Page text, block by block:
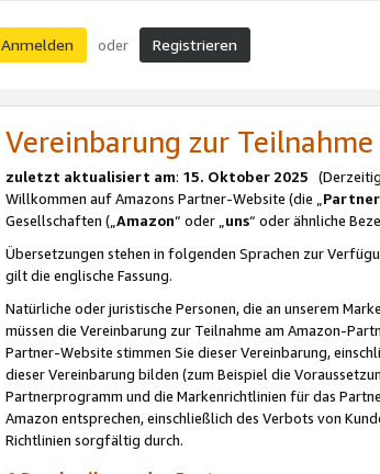
Anmelden oder Registrieren
Vereinbarung zur
zuletzt aktualisiert am: 15. Oktober 2025
Willkommen auf Amazons Partner-Website (die „
Gesellschaften („Amazon“ oder „uns“ oder ähnliche
Übersetzungen stehen in folgenden Sprachen zur
gilt die englische Fassung.
Natürliche oder juristische Personen, die an unserem
müssen die Vereinbarung zur Teilnahme am Amazon-
Partner-Website stimmen Sie dieser Vereinbarung,
dieser Vereinbarung bilden (zum Beispiel die
Partnerprogramm und die Markenrichtlinien für das
Amazon entsprechen, einschließlich des Verbots von
Richtlinien sorgfältig durch.